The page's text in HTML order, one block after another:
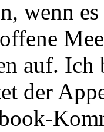
wenn
auf.
der